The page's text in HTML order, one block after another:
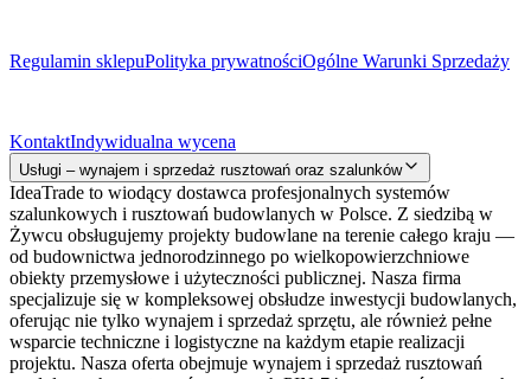
Regulamin sklepuPolityka prywatnościOgólne Warunki Sprzedaży
KontaktIndywidualna wycena
Usługi – wynajem i sprzedaż rusztowań oraz szalunków
IdeaTrade to wiodący dostawca profesjonalnych systemów
szalunkowych i rusztowań budowlanych w Polsce. Z siedzibą w
Żywcu obsługujemy projekty budowlane na terenie całego kraju —
od budownictwa jednorodzinnego po wielkopowierzchniowe
obiekty przemysłowe i użyteczności publicznej. Nasza firma
specjalizuje się w kompleksowej obsłudze inwestycji budowlanych,
oferując nie tylko wynajem i sprzedaż sprzętu, ale również pełne
wsparcie techniczne i logistyczne na każdym etapie realizacji
projektu. Nasza oferta obejmuje wynajem i sprzedaż rusztowań